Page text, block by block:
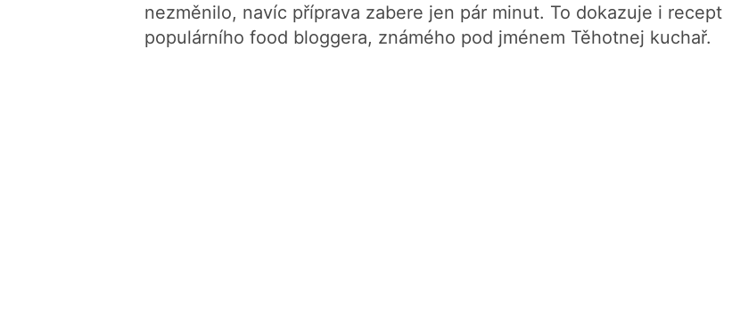
nezměnilo, navíc příprava zabere jen pár minut. To dokazuje i recept
populárního food bloggera, známého pod jménem Těhotnej kuchař.